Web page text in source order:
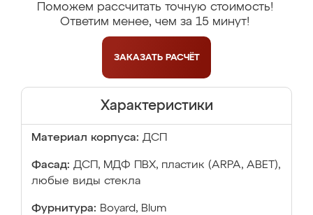
Поможем рассчитать точную стоимость!
Ответим менее, чем за 15 минут!
ЗАКАЗАТЬ РАСЧЁТ
Характеристики
Материал корпуса: ДСП
Фасад: ДСП, МДФ ПВХ, пластик (ARPA, ABET),
любые виды стекла
Фурнитура: Boyard, Blum